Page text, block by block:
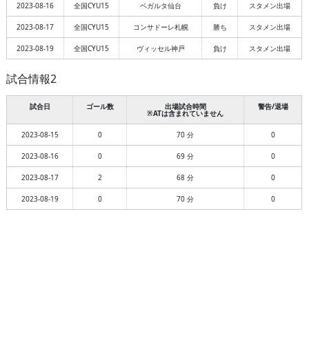
2023-08-16 全国CYU15 ベガルタ仙台 負け スタメン出場
2023-08-17 全国CYU15 コンサドーレ札幌 勝ち スタメン出場
2023-08-19 全国CYU15 ヴィッセル神戸 負け スタメン出場
試合情報2
試合日 ゴール数 出場試合時間
※ATは含まれていません
警告/退場
2023-08-15 0 70 分 0
2023-08-16 0 69 分 0
2023-08-17 2 68 分 0
2023-08-19 0 70 分 0